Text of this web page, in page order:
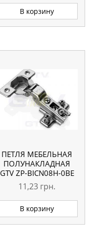
В корзину
ПЕТЛЯ МЕБЕЛЬНАЯ
ПОЛУНАКЛАДНАЯ
GTV ZP-BICN08H-0BE
11,23 грн.
В корзину